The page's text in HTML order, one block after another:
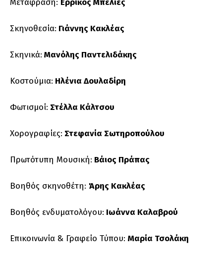
Σκηνοθεσία: Γιάννης Κακλέας
Σκηνικά: Μανόλης Παντελιδάκης
Κοστούμια: Ηλένια Δουλαδίρη
Φωτισμοί: Στέλλα Κάλτσου
Χορογραφίες: Στεφανία Σωτηροπούλου
Πρωτότυπη Μουσική: Βάιος Πράπας
Βοηθός σκηνοθέτη: Άρης Κακλέας
Βοηθός ενδυματολόγου: Ιωάννα Καλαβρού
Επικοινωνία & Γραφείο Τύπου: Μαρία Τσολάκη